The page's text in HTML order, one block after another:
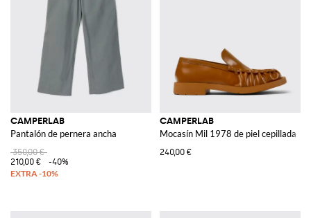
CAMPERLAB
Pantalón de pernera ancha
350,00 €
210,00 €
-40%
CAMPERLAB
Mocasín Mil 1978 de piel cepillada
240,00 €